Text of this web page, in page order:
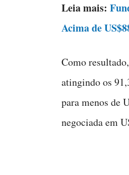
Leia mais:
Acima de
Como
atingindo os
para menos de
negociada em